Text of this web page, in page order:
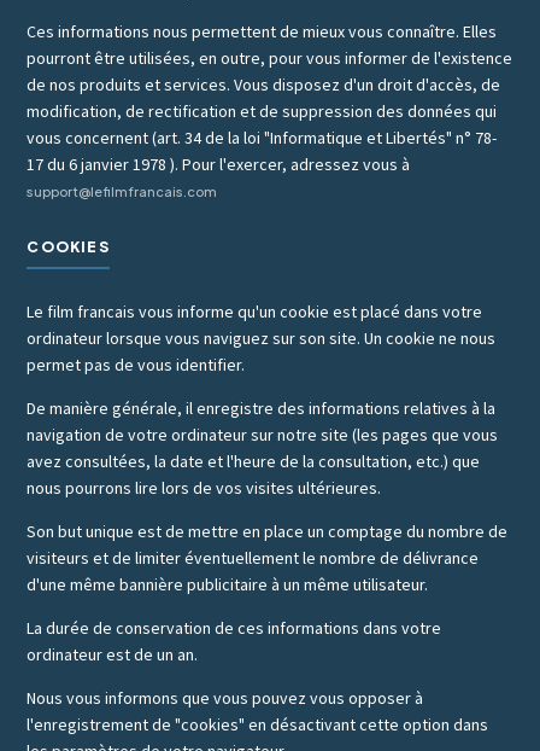
Ces informations nous permettent de mieux vous connaître. Elles
pourront être utilisées, en outre, pour vous informer de l'existence
de nos produits et services. Vous disposez d'un droit d'accès, de
modification, de rectification et de suppression des données qui
vous concernent (art. 34 de la loi "Informatique et Libertés" n° 78-
17 du 6 janvier 1978 ). Pour l'exercer, adressez vous à
support@lefilmfrancais.com
COOKIES
Le film francais vous informe qu'un cookie est placé dans votre
ordinateur lorsque vous naviguez sur son site. Un cookie ne nous
permet pas de vous identifier.
De manière générale, il enregistre des informations relatives à la
navigation de votre ordinateur sur notre site (les pages que vous
avez consultées, la date et l'heure de la consultation, etc.) que
nous pourrons lire lors de vos visites ultérieures.
Son but unique est de mettre en place un comptage du nombre de
visiteurs et de limiter éventuellement le nombre de délivrance
d'une même bannière publicitaire à un même utilisateur.
La durée de conservation de ces informations dans votre
ordinateur est de un an.
Nous vous informons que vous pouvez vous opposer à
l'enregistrement de "cookies" en désactivant cette option dans